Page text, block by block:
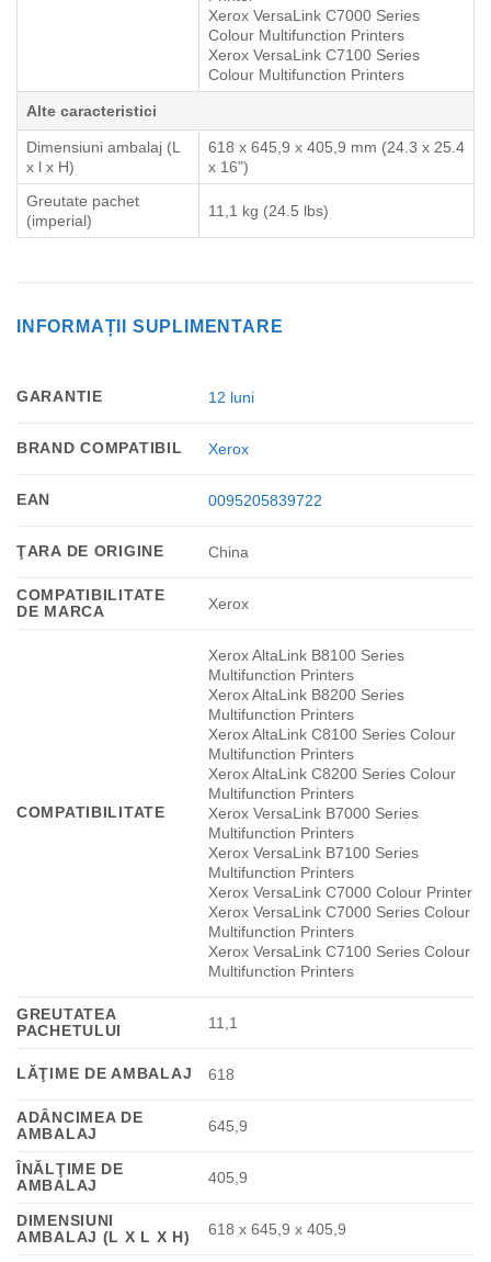
Xerox VersaLink C7000 Series
Colour Multifunction Printers
Xerox VersaLink C7100 Series
Colour Multifunction Printers
Alte caracteristici
Dimensiuni ambalaj (L
x l x H)
618 x 645,9 x 405,9 mm (24.3 x 25.4
x 16")
Greutate pachet
(imperial)
11,1 kg (24.5 lbs)
INFORMAȚII SUPLIMENTARE
GARANTIE 12 luni
BRAND COMPATIBIL Xerox
EAN 0095205839722
ŢARA DE ORIGINE China
COMPATIBILITATE
DE MARCA
Xerox
COMPATIBILITATE
Xerox AltaLink B8100 Series
Multifunction Printers
Xerox AltaLink B8200 Series
Multifunction Printers
Xerox AltaLink C8100 Series Colour
Multifunction Printers
Xerox AltaLink C8200 Series Colour
Multifunction Printers
Xerox VersaLink B7000 Series
Multifunction Printers
Xerox VersaLink B7100 Series
Multifunction Printers
Xerox VersaLink C7000 Colour Printer
Xerox VersaLink C7000 Series Colour
Multifunction Printers
Xerox VersaLink C7100 Series Colour
Multifunction Printers
GREUTATEA
PACHETULUI
11,1
LĂŢIME DE AMBALAJ 618
ADÂNCIMEA DE
AMBALAJ
645,9
ÎNĂLŢIME DE
AMBALAJ
405,9
DIMENSIUNI
AMBALAJ (L X L X H)
618 x 645,9 x 405,9